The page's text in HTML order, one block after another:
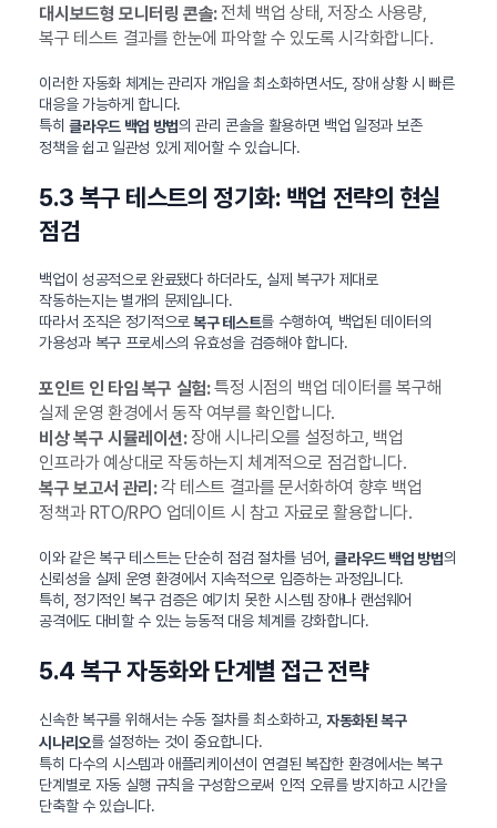
대시보드형 모니터링 콘솔:전체 백업 상태, 저장소 사용량,
복구 테스트 결과를 한눈에 파악할 수 있도록 시각화합니다.
이러한 자동화 체계는 관리자 개입을 최소화하면서도, 장애 상황 시 빠른
대응을 가능하게 합니다.
특히클라우드 백업 방법의 관리 콘솔을 활용하면 백업 일정과 보존
정책을 쉽고 일관성 있게 제어할 수 있습니다.
5.3 복구 테스트의 정기화: 백업 전략의 현실
점검
백업이 성공적으로 완료됐다 하더라도, 실제 복구가 제대로
작동하는지는 별개의 문제입니다.
따라서 조직은 정기적으로복구 테스트를 수행하여, 백업된 데이터의
가용성과 복구 프로세스의 유효성을 검증해야 합니다.
포인트 인 타임 복구 실험:특정 시점의 백업 데이터를 복구해
실제 운영 환경에서 동작 여부를 확인합니다.
비상 복구 시뮬레이션:장애 시나리오를 설정하고, 백업
인프라가 예상대로 작동하는지 체계적으로 점검합니다.
복구 보고서 관리:각 테스트 결과를 문서화하여 향후 백업
정책과 RTO/RPO 업데이트 시 참고 자료로 활용합니다.
이와 같은 복구 테스트는 단순히 점검 절차를 넘어,클라우드 백업 방법의
신뢰성을 실제 운영 환경에서 지속적으로 입증하는 과정입니다.
특히, 정기적인 복구 검증은 예기치 못한 시스템 장애나 랜섬웨어
공격에도 대비할 수 있는 능동적 대응 체계를 강화합니다.
5.4 복구 자동화와 단계별 접근 전략
신속한 복구를 위해서는 수동 절차를 최소화하고, 자동화된 복구
시나리오를 설정하는 것이 중요합니다.
특히 다수의 시스템과 애플리케이션이 연결된 복잡한 환경에서는 복구
단계별로 자동 실행 규칙을 구성함으로써 인적 오류를 방지하고 시간을
단축할 수 있습니다.